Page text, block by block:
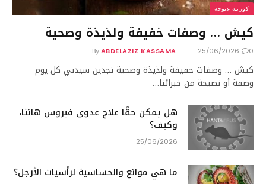
كوزينة غنوجة
كيش … وصفات خفيفة ولذيذة وصحية
By ABDELAZIZ KASSAMA 25/06/2026 0
كيش … وصفات خفيفة ولذيذة وصحية تجدين سيدتي كل يوم
وصفة أو نصيحة من خبرائنا…
هل يمكن حقًا علاج عدوى فيروس هانتا،
وكيف؟
25/06/2026
ما هي موانع والحساسية لرأسيات الأرجل؟